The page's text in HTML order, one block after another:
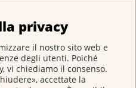
privacy
il nostro sito web e
degli utenti. Poiché
vi chiediamo il consenso.
accettate la
sociali, teologi e
consiste in una o più
servizio è disponibile in
consulenza